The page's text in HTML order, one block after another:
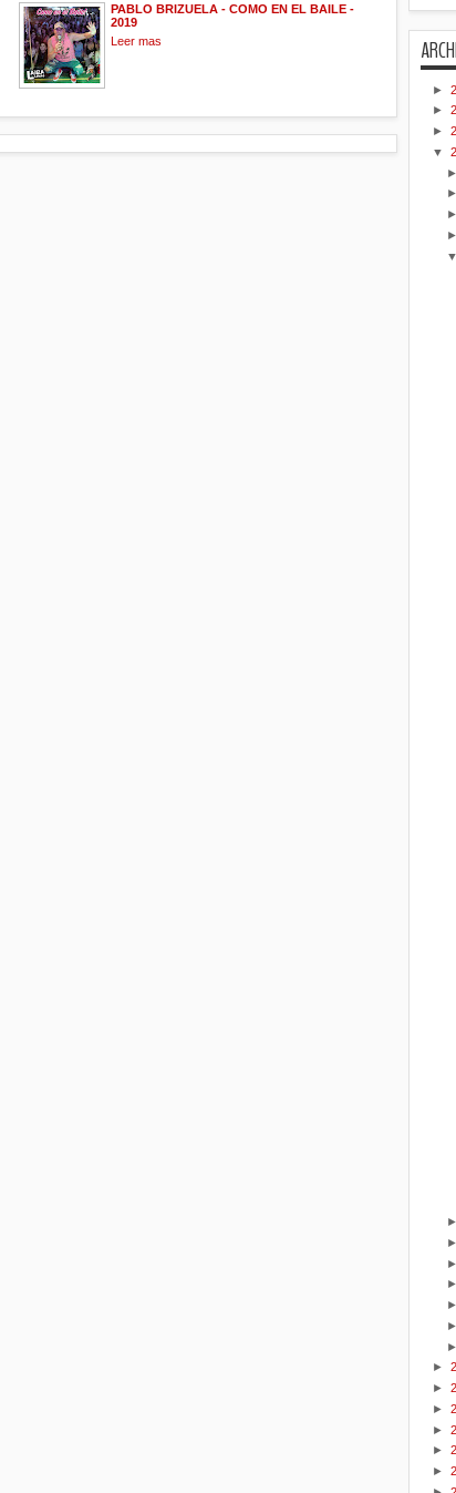
PABLO BRIZUELA - COMO EN EL BAILE -
2019
Leer mas
►
►
►
▼
►
►
►
►
►
►